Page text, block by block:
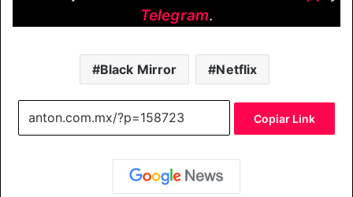
Telegram.
Black Mirror Netflix
Copiar Link